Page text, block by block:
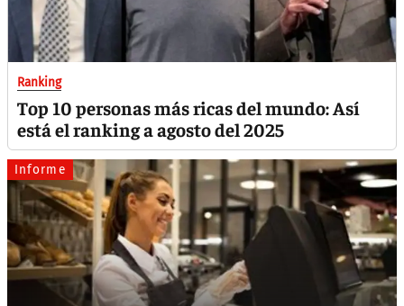
Ranking
Top 10 personas más ricas del mundo: Así
está el ranking a agosto del 2025
Informe